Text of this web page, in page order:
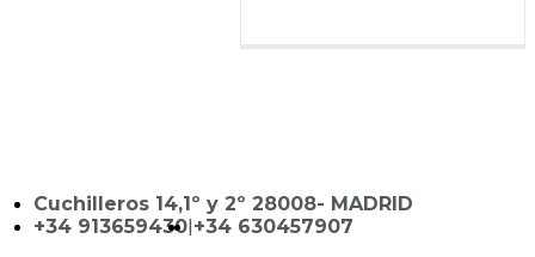
Cuchilleros 14,1º y 2º 28008- MADRID
+34 913659430|+34 630457907